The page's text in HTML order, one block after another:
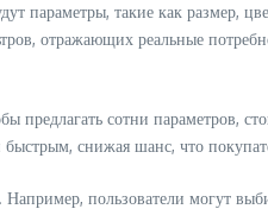
параметры, такие как размер,
отражающих реальные
сотни параметров,
снижая шанс, что
пользователи могут